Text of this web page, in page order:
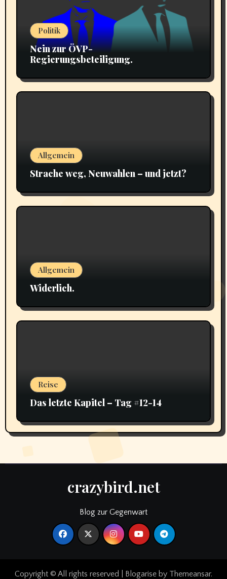
Politik
Nein zur ÖVP-
Regierungsbeteiligung.
Allgemein
Strache weg, Neuwahlen – und jetzt?
Allgemein
Widerlich.
Reise
Das letzte Kapitel – Tag #12-14
crazybird.net
Blog zur Gegenwart
Copyright © All rights reserved Blogarise by Themeansar.